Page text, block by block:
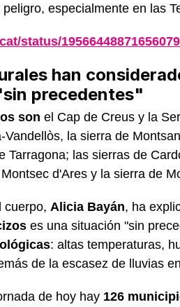
especialmente en las
status/
han
precedentes"
son el Cap de Creus y la
Vandellòs, la sierra de
Tarragona; las sierras de
d'Ares y la sierra de
cuerpo, Alicia Bayán, ha
es una situación "sin
: altas temperaturas,
de la escasez de lluvias
de hoy hay 126